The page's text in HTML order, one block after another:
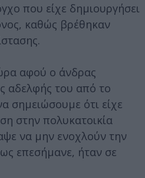
που είχε δημιουργήσει
καθώς βρέθηκαν
αφού ο άνδρας
αδελφής του από το
σημειώσουμε ότι είχε
στην πολυκατοικία
να μην ενοχλούν την
επεσήμανε, ήταν σε